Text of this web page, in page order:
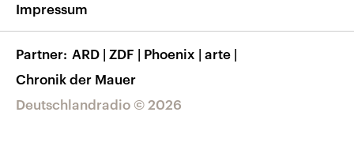
Barrierefreiheit
Deutschlandradio © 2026
Impressum
Partner ARD | ZDF | Phoenix | arte |
Chronik der Mauer